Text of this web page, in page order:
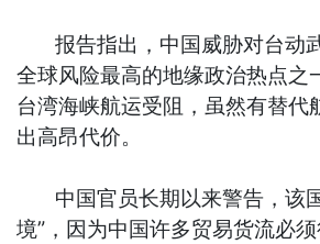
报告指出，中国威胁对台动
全球风险最高的地缘政治热点之
台湾海峡航运受阻，虽然有替代
出高昂代价。
中国官员长期以来警告，该
境”，因为中国许多贸易货流必